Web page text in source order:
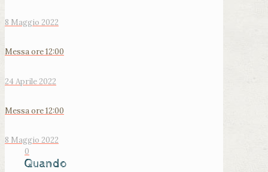
8 Maggio 2022
Messa ore 12:00
24 Aprile 2022
Messa ore 12:00
8 Maggio 2022
0
Quando